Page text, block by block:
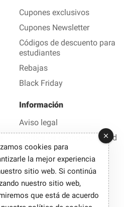
Cupones exclusivos
Cupones Newsletter
Códigos de descuento para
estudiantes
Rebajas
Black Friday
Información
Aviso legal
Política de confidencialidad
© 2012-2026 Buen
ofertas y los códigos de
en 1 clic
cookies para
la mejor experiencia
sitio web. Si continúa
nuestro sitio web,
que está de acuerdo